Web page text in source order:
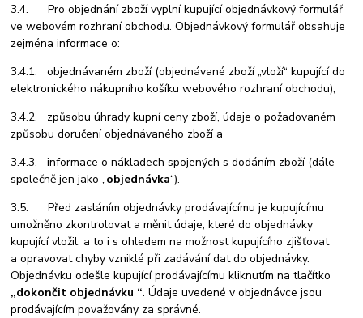
3.4. Pro objednání zboží vyplní kupující objednávkový formulář
ve webovém rozhraní obchodu. Objednávkový formulář obsahuje
zejména informace o:
3.4.1. objednávaném zboží (objednávané zboží „vloží“ kupující do
elektronického nákupního košíku webového rozhraní obchodu),
3.4.2. způsobu úhrady kupní ceny zboží, údaje o požadovaném
způsobu doručení objednávaného zboží a
3.4.3. informace o nákladech spojených s dodáním zboží (dále
společně jen jako „objednávka“).
3.5. Před zasláním objednávky prodávajícímu je kupujícímu
umožněno zkontrolovat a měnit údaje, které do objednávky
kupující vložil, a to i s ohledem na možnost kupujícího zjišťovat
a opravovat chyby vzniklé při zadávání dat do objednávky.
Objednávku odešle kupující prodávajícímu kliknutím na tlačítko
„dokončit objednávku “. Údaje uvedené v objednávce jsou
prodávajícím považovány za správné.